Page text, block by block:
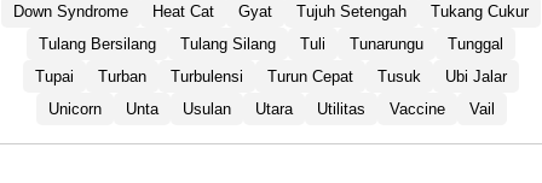
Down Syndrome
Heat Cat Gyat Tujuh Setengah
Tukang Cukur
Tulang Bersilang
Tulang Silang Tuli Tunarungu
Tunggal
Tupai
Turban Turbulensi Turun Cepat Tusuk
Ubi Jalar
Unicorn
Unta Usulan Utara Utilitas Vaccine Vail